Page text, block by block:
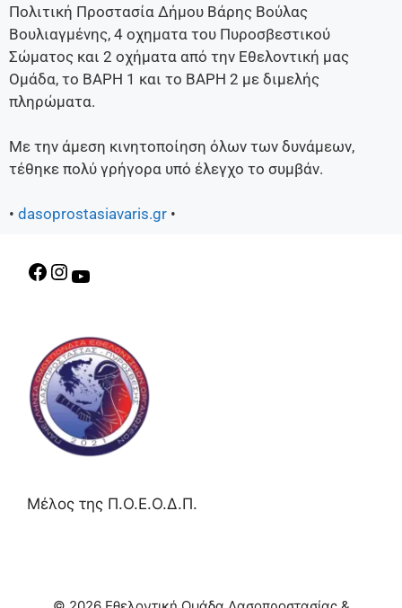
Πολιτική Προστασία Δήμου Βάρης Βούλας
Βουλιαγμένης, 4 οχηματα του Πυροσβεστικού
Σώματος και 2 οχήματα από την Εθελοντική μας
Ομάδα, το ΒΑΡΗ 1 και το ΒΑΡΗ 2 με διμελής
πληρώματα.
Με την άμεση κινητοποίηση όλων των δυνάμεων,
τέθηκε πολύ γρήγορα υπό έλεγχο το συμβάν.
• dasoprostasiavaris.gr •
Μέλος της Π.Ο.Ε.Ο.Δ.Π.